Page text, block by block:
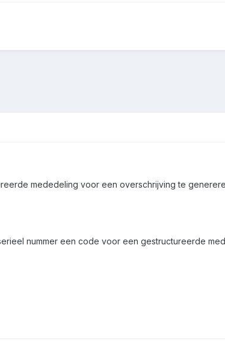
mededeling voor een overschrijving te
nummer een code voor een gestructureerde